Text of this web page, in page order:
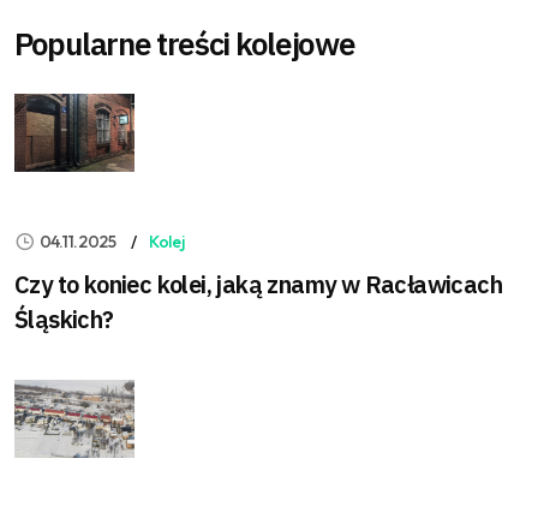
Popularne treści kolejowe
04.11.2025 Kolej
Czy to koniec kolei, jaką znamy w Racławicach
Śląskich?